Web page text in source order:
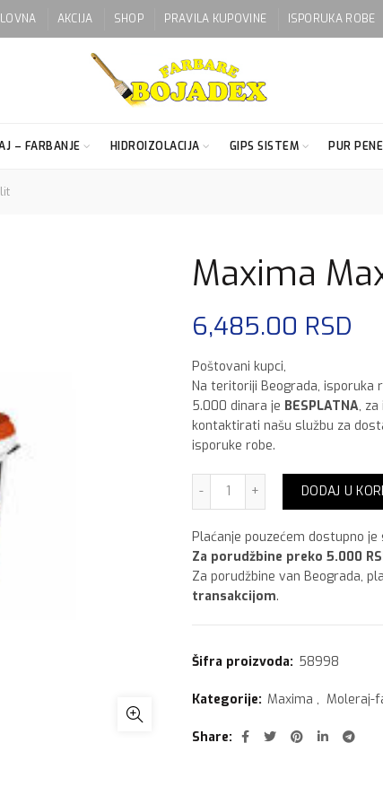
AKCIJA SHOP PRAVILA KUPOVINE ISPORUKA ROBE
– FARBANJE HIDROIZOLACIJA GIPS SISTEM PUR
Maxima
6,485.00 RSD
Poštovani kupci,
Na teritoriji Beograda, isporuka
5.000 dinara je BESPLATNA,
kontaktirati našu službu za
isporuke robe.
Maxima Maxilatex,Mat 10
DODAJ U
Plaćanje pouzećem dostupno
Za porudžbine preko 5.000
Za porudžbine van Beograda,
transakcijom.
Šifra proizvoda: 58998
Kategorije: Maxima , Moleraj-
Share